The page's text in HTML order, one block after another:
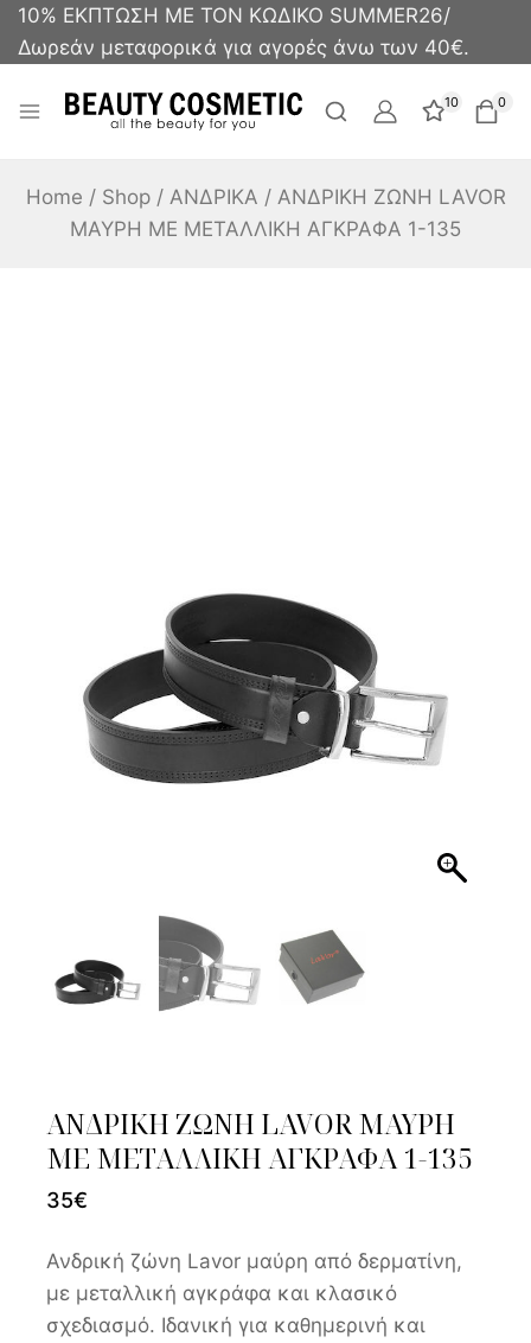
10% ΕΚΠΤΩΣΗ ΜΕ ΤΟΝ ΚΩΔΙΚΟ SUMMER26/
Δωρεάν μεταφορικά για αγορές άνω των 40€.
10 0
Home / Shop / ΑΝΔΡΙΚΑ / ΑΝΔΡΙΚΗ ΖΩΝΗ LAVOR
ΜΑΥΡΗ ΜΕ ΜΕΤΑΛΛΙΚΗ ΑΓΚΡΑΦΑ 1-135
ΑΝΔΡΙΚΗ ΖΩΝΗ LAVOR ΜΑΥΡΗ
ΜΕ ΜΕΤΑΛΛΙΚΗ ΑΓΚΡΑΦΑ 1-135
35€
Ανδρική ζώνη Lavor μαύρη από δερματίνη,
με μεταλλική αγκράφα και κλασικό
σχεδιασμό. Ιδανική για καθημερινή και